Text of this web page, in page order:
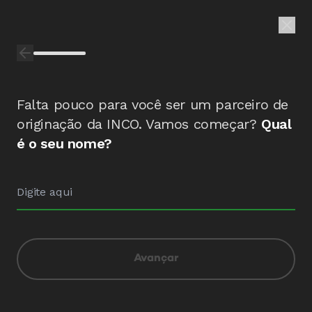
Falta pouco para você ser um parceiro de
originação da INCO. Vamos começar? Qual
é o seu nome?
Avançar